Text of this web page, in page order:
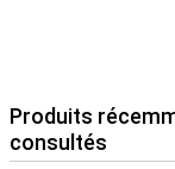
Produits
consultés